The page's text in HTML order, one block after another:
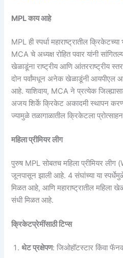
MPL काय आहे
MPL ही स्पर्धा महाराष्ट्रातील
MCA चे अध्यक्ष रोहित पवार यांनी
खेळाडूंना राष्ट्रीय आणि आंतरराष्ट्रीय
दोन पर्वांमधून अनेक खेळाडूंनी आयपीएल
आहे. याशिवाय, MCA ने प्रत्येक
अजय शिर्के क्रिकेट अकादमी स्थापन
ज्यामुळे तळागाळातील क्रिकेटला
महिला प्रीमियर लीग
पुरुष MPL सोबतच महिला प्रीमियर
जूनपासून झाली आहे. 4 संघांच्या या
मिळत आहे, आणि महाराष्ट्रातील महिला
संधी मिळत आहे.
क्रिकेटप्रेमींसाठी टिप्स
थेट प्रक्षेपण: जिओहॉटस्टार किंवा